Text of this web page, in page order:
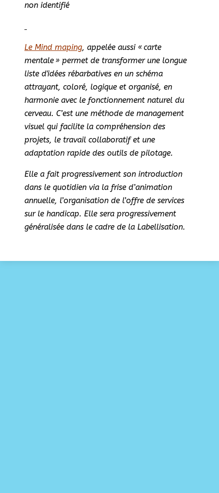
non identifié
Le Mind maping, appelée aussi « carte
mentale » permet de transformer une longue
liste d'idées rébarbatives en un schéma
attrayant, coloré, logique et organisé, en
harmonie avec le fonctionnement naturel du
cerveau. C’est une méthode de management
visuel qui facilite la compréhension des
projets, le travail collaboratif et une
adaptation rapide des outils de pilotage.
Elle a fait progressivement son introduction
dans le quotidien via la frise d’animation
annuelle, l’organisation de l’offre de services
sur le handicap. Elle sera progressivement
généralisée dans le cadre de la Labellisation.